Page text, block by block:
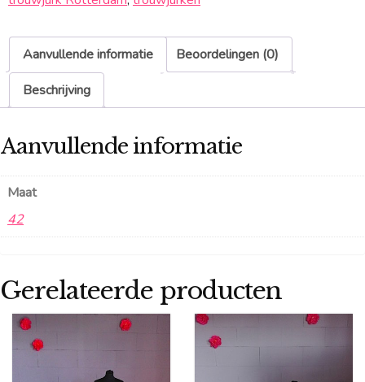
Aanvullende informatie
Beoordelingen (0)
Beschrijving
Aanvullende informatie
Maat
42
Gerelateerde producten